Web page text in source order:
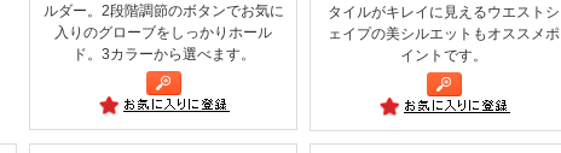
ルダー。2段階調節のボタンでお気に
入りのグローブをしっかりホール
ド。3カラーから選べます。
タイルがキレイに見えるウエストシ
ェイプの美シルエットもオススメポ
イントです。